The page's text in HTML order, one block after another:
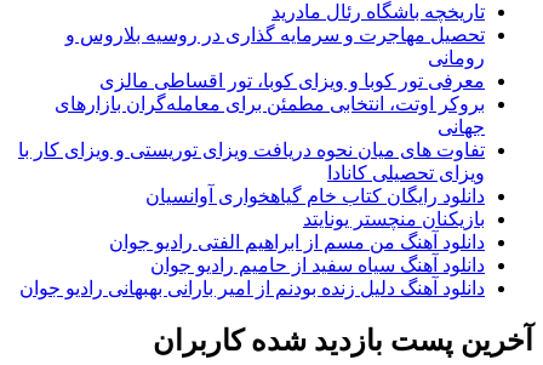
تاریخچه باشگاه رئال مادرید
تحصیل مهاجرت و سرمایه گذاری در روسیه بلاروس و
رومانی
معرفی تور کوبا و ویزای کوبا، تور اقساطی مالزی
بروکر اوتت، انتخابی مطمئن برای معامله‌گران بازارهای
جهانی
تفاوت های میان نحوه دریافت ویزای توریستی و ویزای کار با
ویزای تحصیلی کانادا
دانلود رایگان کتاب خام گیاهخواری آوانسیان
بازیکنان منچستر یونایتد
دانلود آهنگ من مسم از ابراهیم الفتی رادیو جوان
دانلود آهنگ سیاه سفید از حامیم رادیو جوان
دانلود آهنگ دلیل زنده بودنم از امیر بارانی بهبهانی رادیو جوان
آخرین پست بازدید شده کاربران